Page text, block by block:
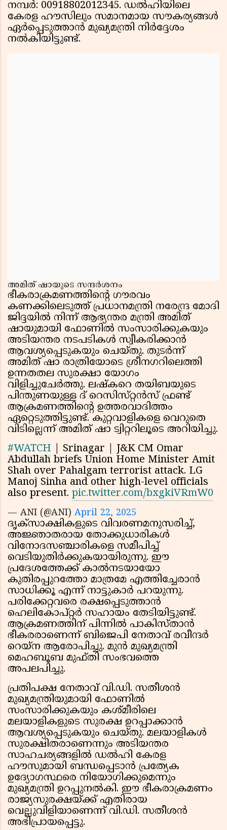
നമ്പർ: 00918802012345. ഡൽഹിയിലെ
കേരള ഹൗസിലും സമാനമായ സൗകര്യങ്ങൾ
ഏർപ്പെടുത്താൻ മുഖ്യമന്ത്രി നിർദ്ദേശം
നൽകിയിട്ടുണ്ട്.
അമിത് ഷായുടെ സന്ദർശനം
ഭീകരാക്രമണത്തിന്റെ ഗൗരവം
കണക്കിലെടുത്ത് പ്രധാനമന്ത്രി നരേന്ദ്ര മോദി
ജിദ്ദയിൽ നിന്ന് ആഭ്യന്തര മന്ത്രി അമിത്
ഷായുമായി ഫോണിൽ സംസാരിക്കുകയും
അടിയന്തര നടപടികൾ സ്വീകരിക്കാൻ
ആവശ്യപ്പെടുകയും ചെയ്തു. തുടർന്ന്
അമിത് ഷാ രാത്രിയോടെ ശ്രീനഗറിലെത്തി
ഉന്നതതല സുരക്ഷാ യോഗം
വിളിച്ചുചേർത്തു. ലഷ്കറെ തയിബയുടെ
പിന്തുണയുള്ള ദ് റെസിസ്‌റ്റൻസ് ഫ്രണ്ട്
ആക്രമണത്തിന്റെ ഉത്തരവാദിത്തം
ഏറ്റെടുത്തിട്ടുണ്ട്. കുറ്റവാളികളെ വെറുതെ
വിടില്ലെന്ന് അമിത് ഷാ ട്വിറ്ററിലൂടെ അറിയിച്ചു.
#WATCH | Srinagar | J&K CM Omar
Abdullah briefs Union Home Minister Amit
Shah over Pahalgam terrorist attack. LG
Manoj Sinha and other high-level officials
also present. pic.twitter.com/bxgkiVRmW0
— ANI (@ANI) April 22, 2025
ദൃക്സാക്ഷികളുടെ വിവരണമനുസരിച്ച്,
അജ്ഞാതരായ തോക്കുധാരികൾ
വിനോദസഞ്ചാരികളെ സമീപിച്ച്
വെടിയുതിർക്കുകയായിരുന്നു. ഈ
പ്രദേശത്തേക്ക് കാൽനടയായോ
കുതിരപ്പുറത്തോ മാത്രമേ എത്തിച്ചേരാൻ
സാധിക്കൂ എന്ന് നാട്ടുകാർ പറയുന്നു.
പരിക്കേറ്റവരെ രക്ഷപ്പെടുത്താൻ
ഹെലികോപ്റ്റർ സഹായം തേടിയിട്ടുണ്ട്.
ആക്രമണത്തിന് പിന്നിൽ പാകിസ്താൻ
ഭീകരരാണെന്ന് ബിജെപി നേതാവ് രവീന്ദർ
റെയ്ന ആരോപിച്ചു. മുൻ മുഖ്യമന്ത്രി
മെഹബൂബ മുഫ്തി സംഭവത്തെ
അപലപിച്ചു.
പ്രതിപക്ഷ നേതാവ് വി.ഡി. സതീശൻ
മുഖ്യമന്ത്രിയുമായി ഫോണിൽ
സംസാരിക്കുകയും കശ്മീരിലെ
മലയാളികളുടെ സുരക്ഷ ഉറപ്പാക്കാൻ
ആവശ്യപ്പെടുകയും ചെയ്തു. മലയാളികൾ
സുരക്ഷിതരാണെന്നും അടിയന്തര
സാഹചര്യങ്ങളിൽ ഡൽഹി കേരള
ഹൗസുമായി ബന്ധപ്പെടാൻ പ്രത്യേക
ഉദ്യോഗസ്ഥരെ നിയോഗിക്കുമെന്നും
മുഖ്യമന്ത്രി ഉറപ്പുനൽകി. ഈ ഭീകരാക്രമണം
രാജ്യസുരക്ഷയ്ക്ക് എതിരായ
വെല്ലുവിളിയാണെന്ന് വി.ഡി. സതീശൻ
അഭിപ്രായപ്പെട്ടു.